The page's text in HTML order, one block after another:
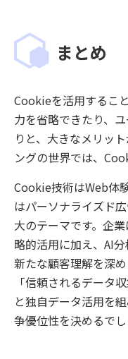
まとめ
Cookieを活用するこ
力を省略できたり、
りと、大きなメリッ
ングの世界では、
Cookie技術はWeb体
はパーソナライズド
大のテーマです。企
略的活用に加え、AI
新たな顧客理解を深
「信頼されるデータ
と独自データ活用を
争優位性を決めるでし